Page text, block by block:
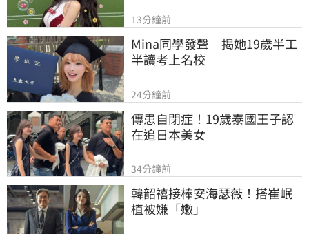
13分鐘前
Mina同學發聲　揭她19歲半工
半讀考上名校
24分鐘前
傳患自閉症！19歲泰國王子認
在追日本美女
34分鐘前
韓韶禧接棒安海瑟薇！搭崔岷
植被嫌「嫩」